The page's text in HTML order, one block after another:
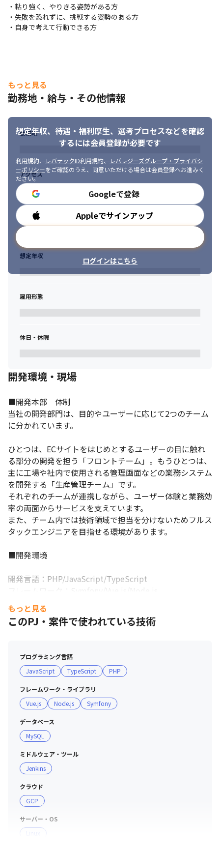
るか？」といった視点を持ちながら開発に取り組むことができま
す。
リリース後も、そこで終わりではなく、ユーザーの声やデータ
とって、大きな裁量と成長のチャンスが広がっていることが弊社
の魅力であるといえます。
・2022年に東証グロースに上場を果して、業績は右肩上がりとな
っています。会社の成長に並走していくため、開発本部では今後
を見据えた増員募集を行います。
株式会社イメージ・マジックは上場企業としての安定感とベンチ
ャーマインドを兼ね備えた急成長/急拡大中の企業です！
開発本部としても本社エンジニアの増員だけでなく、鹿児島新拠
点を立ち上げるなどして拡大中です。
「共に組織を造りあげ、組織と共に成長していきたい方」「裁量
を持って働きたい方」等共に働いてくれるエンジニアを募集して
います！
・粘り強く、やりきる姿勢がある方
・失敗を恐れずに、挑戦する姿勢のある方
・自身で考えて行動できる方
もっと見る
勤務地・給与・その他情報
想定年収、待遇・福利厚生、 選考プロセスなどを確認
するには会員登録が必要です
利用規約、 レバテックID利用規約、
レバレジーズグループ・プライバシ
ーポリシーをご確認のうえ、同意いただける場合は会員登録へお進みく
ださい。
Googleで登録
Appleでサインアップ
ログインはこちら
勤務地
アクセス
勤務時間
想定年収
雇用形態
休日・休暇
開発環境・現場
■開発本部　体制
当社の開発部門は、目的やユーザーに応じて2つのチーム
に分かれています。
ひとつは、ECサイトをはじめとするユーザーの目に触れ
る部分の開発を担う「フロントチーム」。もうひとつは、
主に工場や社内で使用される管理画面などの業務システム
を開発する「生産管理チーム」です。
それぞれのチームが連携しながら、ユーザー体験と業務効
率の両面からサービスを支えています。
また、チーム内では技術領域で担当を分けないためフルス
タックエンジニアを目指せる環境があります。
■開発環境
開発言語：PHP/JavaScript/TypeScript
フレームワーク：Symfony/Vue.js/Node.js
データベース：MariaDB/MySQL
開発環境：IntelliJ IDEA
ツール：GitHub、Backlog、Slack　等
もっと見る
このPJ・案件で使われている技術
プログラミング言語
JavaScript
TypeScript PHP
フレームワーク・ライブラリ
Vue.js
Node.js Symfony
データベース
MySQL
ミドルウェア・ツール
Jenkins
クラウド
GCP
サーバー・OS
Linux